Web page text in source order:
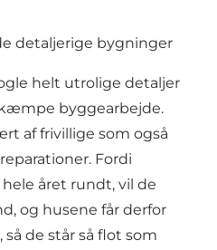
detaljerige bygninger
helt utrolige detaljer
byggearbejde.
af frivillige som også
Fordi
året rundt, vil de
og husene får derfor
de står så flot som